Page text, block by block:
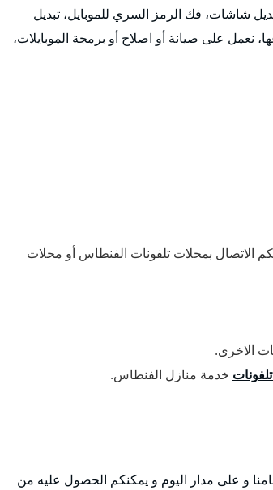
شاشات، فك الرمز السري للموبايل، تبديل
نعمل على صيانة أو اصلاح أو برمجة الموبايلات،
الاتصال بمحلات تلفونات الفنطاس أو محلات
الاخرى.
خدمة منازل الفنطاس.
و على مدار اليوم و يمكنكم الحصول عليه من